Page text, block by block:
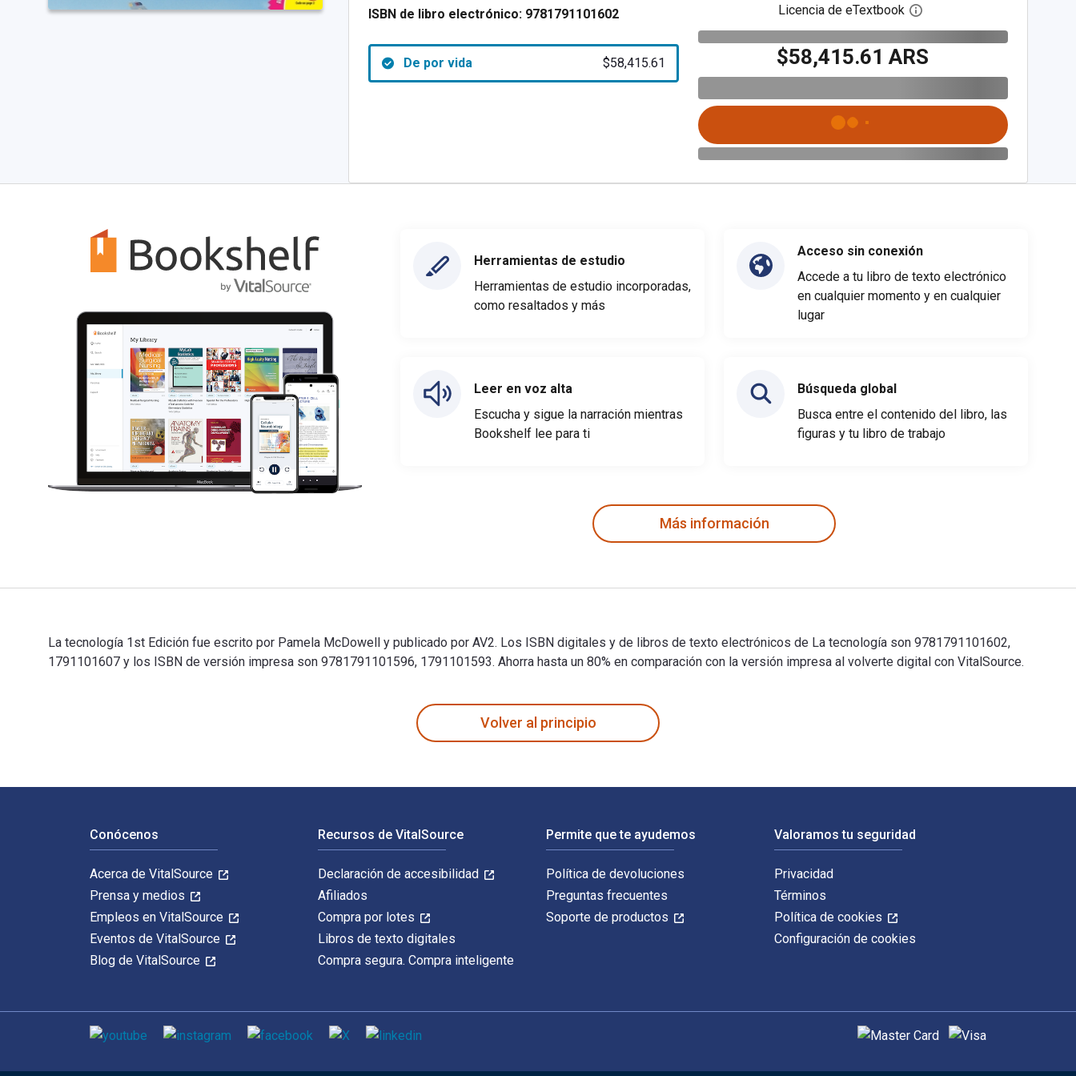
ISBN de libro electrónico: 9781791101602
De por vida $58,415.61
Licencia de eTextbook Abre el cuadro de diálogo
$58,415.61 ARS
Herramientas de estudio
Herramientas de estudio incorporadas,
como resaltados y más
Leer en voz alta
Escucha y sigue la narración mientras
Bookshelf lee para ti
Acceso sin conexión
Accede a tu libro de texto electrónico
en cualquier momento y en cualquier
lugar
Búsqueda global
Busca entre el contenido del libro, las
figuras y tu libro de trabajo
Más información
La tecnología 1st Edición fue escrito por Pamela McDowell y publicado por AV2. Los ISBN digitales y de libros de texto electrónicos de La tecnología son 9781791101602,
1791101607 y los ISBN de versión impresa son 9781791101596, 1791101593. Ahorra hasta un 80% en comparación con la versión impresa al volverte digital con VitalSource.
Volver al principio
Conócenos
Acerca de VitalSource
Prensa y medios
Empleos en VitalSource
Eventos de VitalSource
Blog de VitalSource
Recursos de VitalSource
Declaración de accesibilidad
Afiliados
Compra por lotes
Libros de texto digitales
Compra segura. Compra inteligente
Permite que te ayudemos
Política de devoluciones
Preguntas frecuentes
Soporte de productos
Valoramos tu seguridad
Privacidad
Términos
Política de cookies
Configuración de cookies
Medios de comunicación social Métodos de pago admitidos